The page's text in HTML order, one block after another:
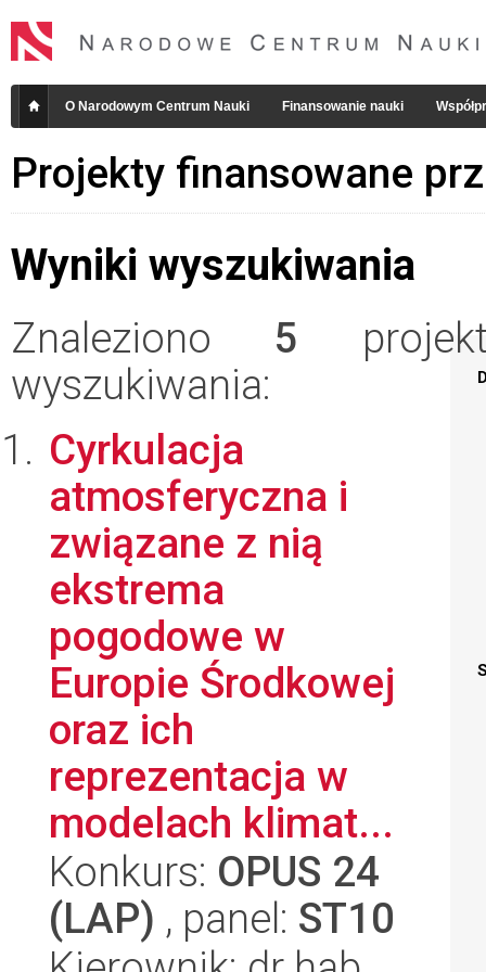
O Narodowym Centrum Nauki Finansowanie nauki
Projekty finansowane
Wyniki wyszukiwania
Znaleziono 5
wyszukiwania:
Cyrkulacja
atmosferyczna i
związane z nią
ekstrema
pogodowe w
Europie Środkowej
oraz ich
reprezentacja w
modelach klimat...
Konkurs: OPUS 24
(LAP) , panel: ST10